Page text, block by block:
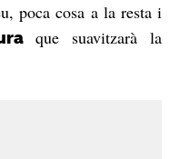
poca cosa a la resta i
que suavitzarà la